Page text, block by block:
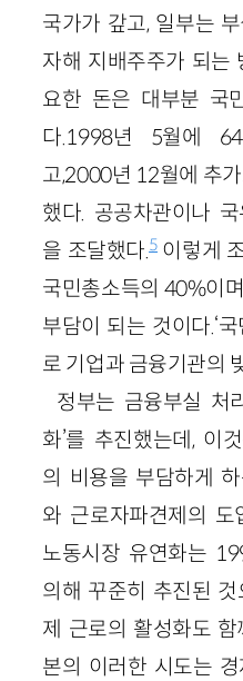
국가가 갚고, 일부는
자해 지배주주가 되는
요한 돈은 대부분 국
다.1998년 5월에
고,2000년 12월에 추
했다. 공공차관이나
을 조달했다.5이렇게
국민총소득의 40%이
부담이 되는 것이다.‘
로 기업과 금융기관의
정부는 금융부실 처
화’를 추진했는데, 이
의 비용을 부담하게
와 근로자파견제의
노동시장 유연화는
의해 꾸준히 추진된
제 근로의 활성화도
본의 이러한 시도는